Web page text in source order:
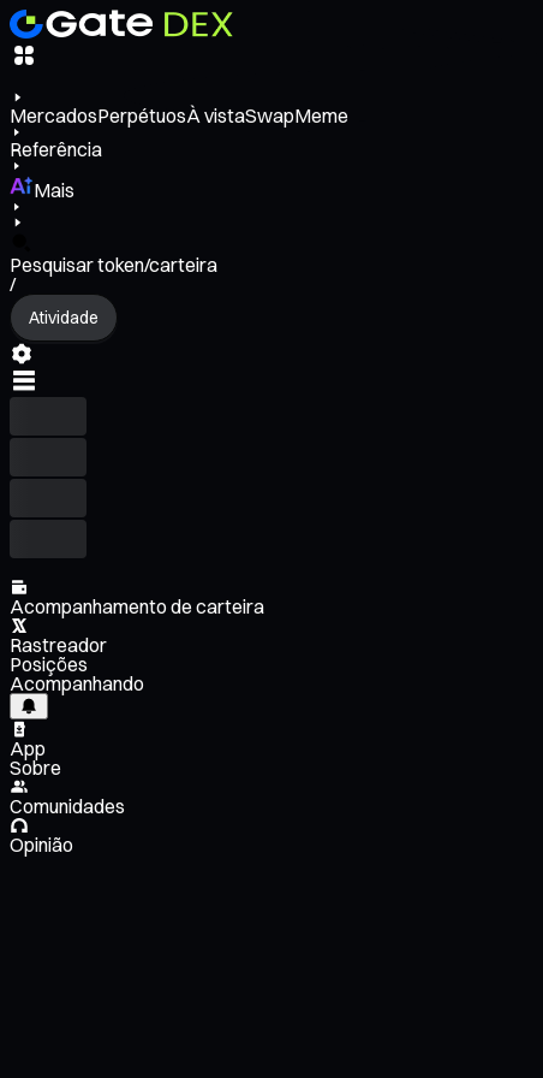
MercadosPerpétuosÀ vistaSwapMeme
Referência
Mais
Pesquisar token/carteira
/
Atividade
Acompanhamento de carteira
Rastreador
Posições
Acompanhando
App
Sobre
Comunidades
Opinião